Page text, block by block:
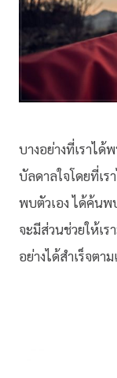
บางอย่างที่เราได้
บัลดาลใจโดยที่เร
พบตัวเอง ได้ค้นพ
จะมีส่วนช่วยให้เร
อย่างได้สำเร็จตา